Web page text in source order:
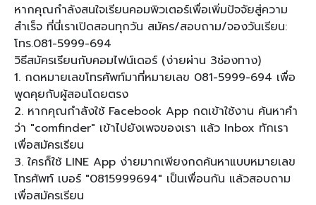
หากคุณกำลังสนใจเรียนคอมพิวเตอร์เพื่อเพิ่มปัจจัยสู่ความ
สำเร็จ ที่นี่เราเปิดสอนทุกวัน สมัคร/สอบถาม/จองวันเรียน:
โทร.081-5999-694
วิธีสมัครเรียนกับคอมไฟน์เดอร์ (ง่ายผ่าน 3ช่องทาง)
1. กดหมายเลขโทรศัพท์มาที่หมายเลข 081-5999-694 เพื่อ
พูดคุยกับผู้สอนโดยตรง
2. หากคุณกำลังใช้ Facebook App กดเข้าใช้งาน ค้นหาคำ
ว่า "comfinder" เข้าไปยังเพจของเรา แล้ว Inbox ทักเรา
เพื่อสมัครเรียน
3. ใครก็ใช้ LINE App ง่ายมากเพียงกดค้นหาแบบหมายเลข
โทรศัพท์ เบอร์ "0815999694" เป็นเพื่อนกัน แล้วสอบถาม
เพื่อสมัครเรียน